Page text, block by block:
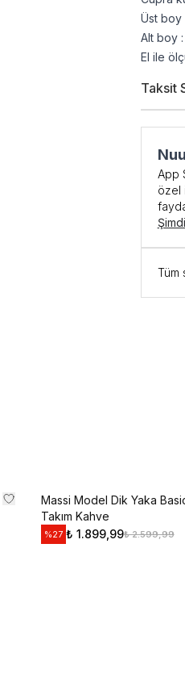
Üst boy
Alt boy :
El ile
Taksit
App
özel
Tüm
Massi Model Dik Yaka
Takım Kahve
%27 ₺ 1.899,99₺ 2.599,99
İlk Siparişe
%10 İNDİRİM
size özel teklifler için kaydolun.